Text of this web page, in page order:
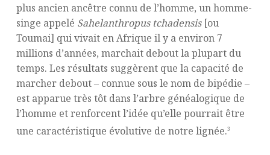
plus ancien ancêtre connu de l’homme, un homme-
singe appelé Sahelanthropus tchadensis[ou
Toumai] qui vivait en Afrique il y a environ 7
millions d’années, marchait debout la plupart du
temps. Les résultats suggèrent que la capacité de
marcher debout – connue sous le nom de bipédie –
est apparue très tôt dans l’arbre généalogique de
l’homme et renforcent l’idée qu’elle pourrait être
une caractéristique évolutive de notre lignée.3